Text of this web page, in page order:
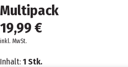
Multipack
19,99 €
inkl. MwSt.
Inhalt: 1 Stk.